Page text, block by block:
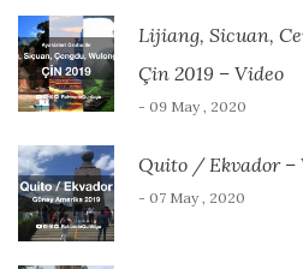
Lijiang, Sicuan,
Çin 2019 – Video
- 09 May , 2020
Quito / Ekvador –
- 07 May , 2020